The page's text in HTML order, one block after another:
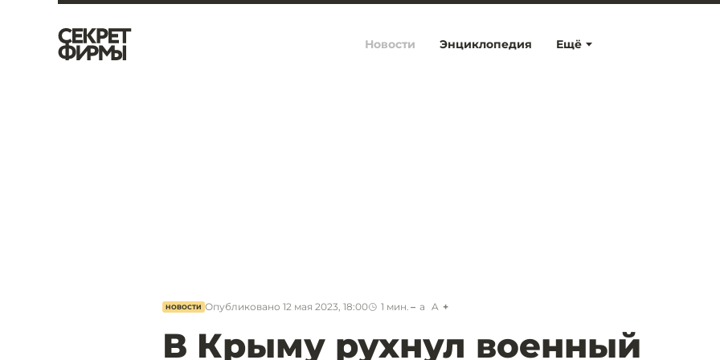
Ещё
Новости Энциклопедия
НОВОСТИ Опубликовано 12 мая 2023, 18:00 1 мин. a A
В Крыму рухнул военный